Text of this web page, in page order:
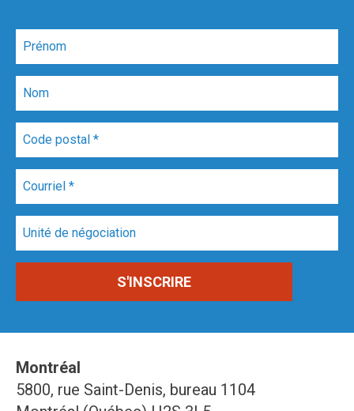
Montréal
5800, rue Saint-Denis, bureau 1104